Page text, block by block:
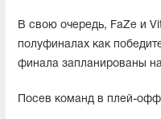
В свою очередь, FaZe и
полуфиналах как
финала запланированы
Посев команд в плей-